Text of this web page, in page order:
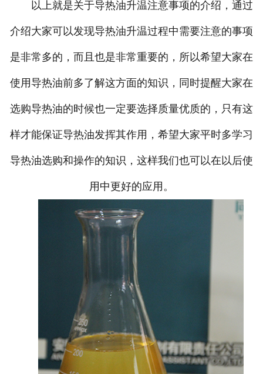
以上就是关于导热油升温注意事项的介绍，通过
介绍大家可以发现导热油升温过程中需要注意的事项
是非常多的，而且也是非常重要的，所以希望大家在
使用导热油前多了解这方面的知识，同时提醒大家在
选购导热油的时候也一定要选择质量优质的，只有这
样才能保证导热油发挥其作用，希望大家平时多学习
导热油选购和操作的知识，这样我们也可以在以后使
用中更好的应用。